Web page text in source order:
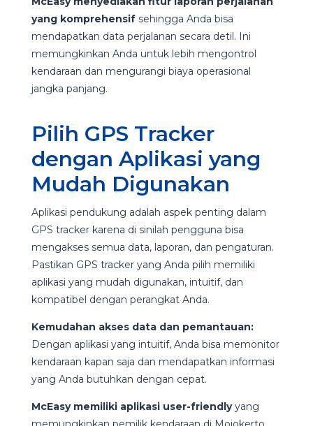
yang komprehensifsehingga Anda bisa
mendapatkan data perjalanan secara detil. Ini
memungkinkan Anda untuk lebih mengontrol
kendaraan dan mengurangi biaya operasional
jangka panjang.
Pilih GPS Tracker
dengan Aplikasi yang
Mudah Digunakan
Aplikasi pendukung adalah aspek penting dalam
GPS tracker karena di sinilah pengguna bisa
mengakses semua data, laporan, dan pengaturan.
Pastikan GPS tracker yang Anda pilih memiliki
aplikasi yang mudah digunakan, intuitif, dan
kompatibel dengan perangkat Anda.
Kemudahan akses data dan pemantauan:
Dengan aplikasi yang intuitif, Anda bisa memonitor
kendaraan kapan saja dan mendapatkan informasi
yang Anda butuhkan dengan cepat.
McEasy memiliki aplikasi user-friendlyyang